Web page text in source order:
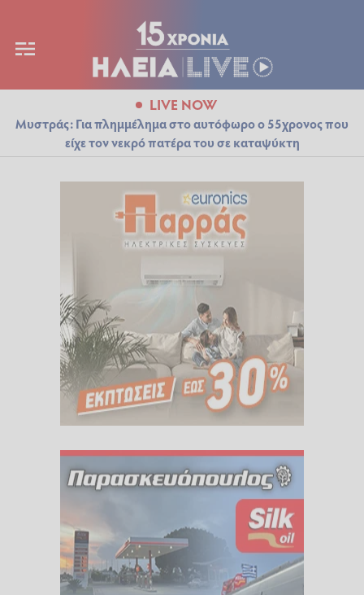
LIVE NOW
Μυστράς: Για πλημμέλημα στο αυτόφωρο ο 55χρονος που
είχε τον νεκρό πατέρα του σε καταψύκτη